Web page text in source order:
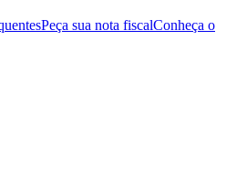
Peça sua nota fiscalConheça o